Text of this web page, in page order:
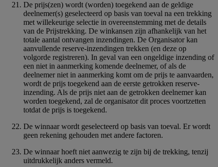
De prijs(zen) wordt (worden) toegekend aan de geldige
deelnemer(s) geselecteerd op basis van toeval na een trekking
met willekeurige selectie in overeenstemming met de details
van de Prijstrekking. De winkansen zijn afhankelijk van het
totale aantal ontvangen inzendingen. De Organisator kan
aanvullende reserve-inzendingen trekken (en deze op
volgorde registreren). In geval van een ongeldige inzending of
een niet in aanmerking komende deelnemer, of als de
deelnemer niet in aanmerking komt om de prijs te aanvaarden,
wordt de prijs toegekend aan de eerste getrokken reserve-
inzending. Als de prijs niet aan de getrokken deelnemer kan
worden toegekend, zal de organisator dit proces voortzetten
totdat de prijs is toegekend.
De winnaar wordt geselecteerd op basis van toeval. Er wordt
geen rekening gehouden met andere factoren.
De winnaar hoeft niet aanwezig te zijn bij de trekking, tenzij
uitdrukkelijk anders vermeld.